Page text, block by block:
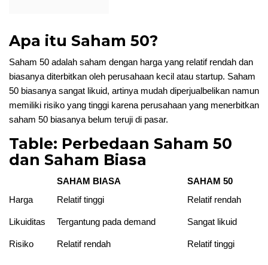
Apa itu Saham 50?
Saham 50 adalah saham dengan harga yang relatif rendah dan
biasanya diterbitkan oleh perusahaan kecil atau startup. Saham
50 biasanya sangat likuid, artinya mudah diperjualbelikan namun
memiliki risiko yang tinggi karena perusahaan yang menerbitkan
saham 50 biasanya belum teruji di pasar.
Table: Perbedaan Saham 50
dan Saham Biasa
SAHAM BIASA
SAHAM 50
Harga
Relatif tinggi Relatif rendah
Likuiditas Tergantung pada demand Sangat likuid
Risiko Relatif rendah Relatif tinggi